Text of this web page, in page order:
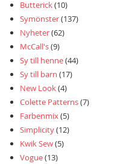
Butterick(10)
Symönster(137)
Nyheter(62)
McCall's(9)
Sy till henne(44)
Sy till barn (17)
New Look(4)
Colette Patterns(7)
Farbenmix(5)
Simplicity(12)
Kwik Sew(5)
Vogue(13)